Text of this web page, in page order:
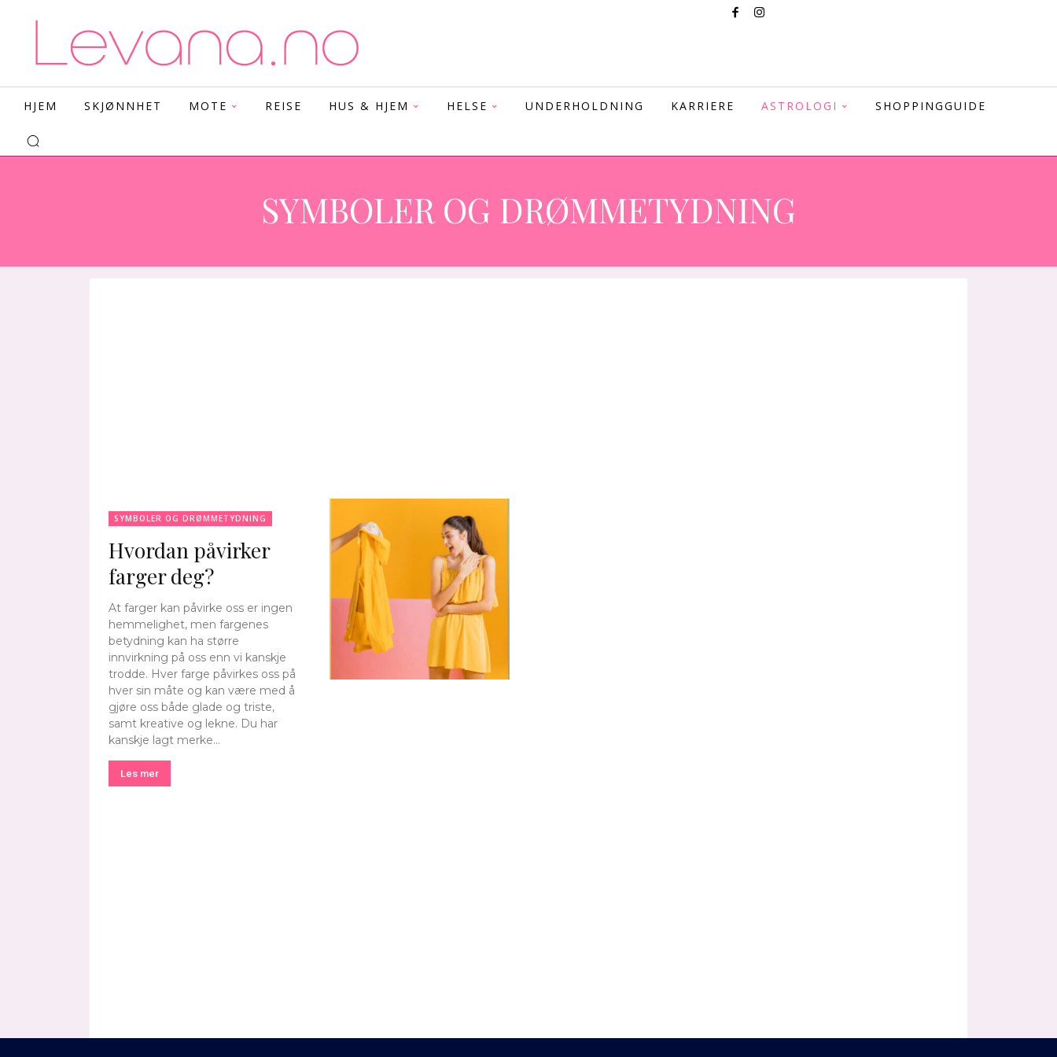
HJEM SKJØNNHET MOTE REISE HUS & HJEM HELSE UNDERHOLDNING KARRIERE ASTROLOGI SHOPPINGGUIDE
SYMBOLER OG DRØMMETYDNING
SYMBOLER OG DRØMMETYDNING
Hvordan påvirker
farger deg?
At farger kan påvirke oss er ingen
hemmelighet, men fargenes
betydning kan ha større
innvirkning på oss enn vi kanskje
trodde. Hver farge påvirkes oss på
hver sin måte og kan være med å
gjøre oss både glade og triste,
samt kreative og lekne. Du har
kanskje lagt merke...
Les mer